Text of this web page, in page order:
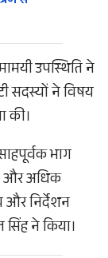
उपस्थिति ने
सदस्यों ने विषय
की।
भाग
और अधिक
और निर्देशन
ने किया।